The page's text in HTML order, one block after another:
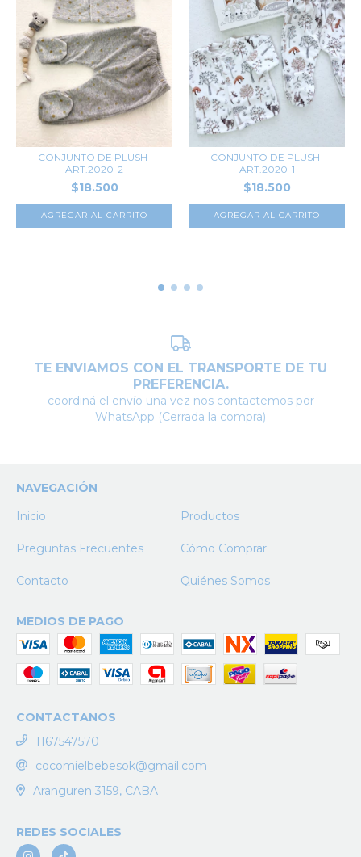
CONJUNTO DE PLUSH-
ART.2020-2
$18.500
AGREGAR AL CARRITO
CONJUNTO DE PLUSH-
ART.2020-1
$18.500
AGREGAR AL CARRITO
TE ENVIAMOS CON EL TRANSPORTE DE TU
PREFERENCIA.
coordiná el envío una vez nos contactemos por
WhatsApp (Cerrada la compra)
NAVEGACIÓN
Inicio
Productos
Preguntas Frecuentes Cómo Comprar
Contacto Quiénes Somos
MEDIOS DE PAGO
CONTACTANOS
1167547570
cocomielbebesok@gmail.com
Aranguren 3159, CABA
REDES SOCIALES